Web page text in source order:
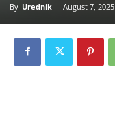
By Urednik - August 7, 2025